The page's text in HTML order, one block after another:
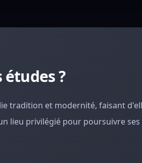
?
tradition et modernité, faisant
lieu privilégié pour poursuivre ses